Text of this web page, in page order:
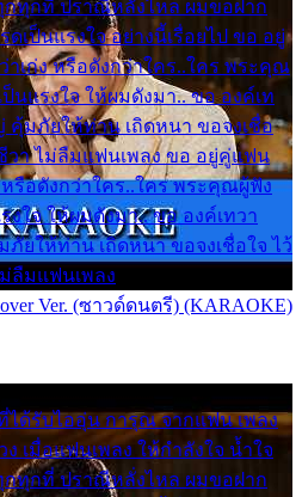
กทุกที่ ปราณีหลั่งไหล ผมขอฝาก
ดเป็นแรงใจ อย่างนี้เรื่อยไป ขอ อยู่
าเก่ง หรือดังกว่าใคร..ใคร พระคุณ
นแรงใจ ให้ผมดังมา.. ขอ องค์เท
คุ้มภัยให้ท่าน เถิดหนา ขอจงเชื่อ
วา ไม่ลืมแฟนเพลง ขอ อยู่คู่แฟน
หรือดังกว่าใคร..ใคร พระคุณผู้ฟัง
ใจ ให้ผมดังมา.. ขอ องค์เทวา
ยให้ท่าน เถิดหนา ขอจงเชื่อใจ ไว้
ลืมแฟนเพลง
Ver. (ซาวด์ดนตรี) (KARAOKE)
ด้รับไออุ่น การุณ จากแฟน เพลง
เมื่อแฟนเพลง ให้กำลังใจ น้ำใจ
กทุกที่ ปราณีหลั่งไหล ผมขอฝาก